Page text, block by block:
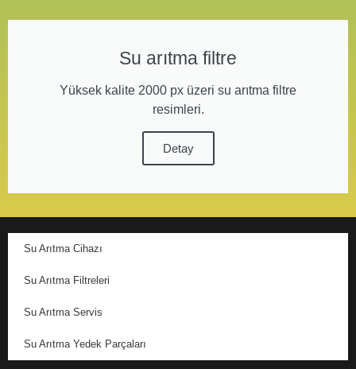
Su arıtma filtre
Yüksek kalite 2000 px üzeri su arıtma filtre
resimleri.
Detay
Su Arıtma Cihazı
Su Arıtma Filtreleri
Su Arıtma Servis
Su Arıtma Yedek Parçaları